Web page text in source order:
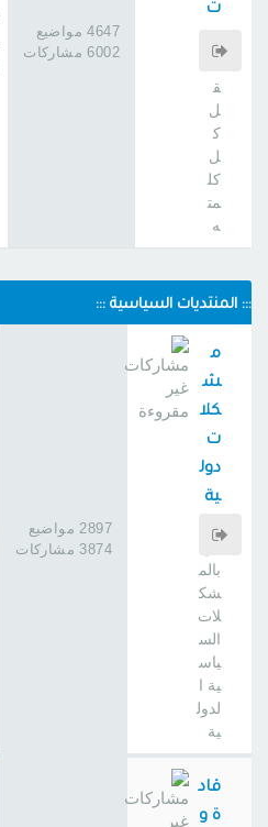
ت
ق
ل
ك
ل
كل
مت
ه
4647 مواضيع
6002 مشاركات
::: المنتديات السياسية :::
م
ش
كلا
ت
دول
ية
بالم
شك
لات
الس
ياس
ية ا
لدول
ية
2897 مواضيع
3874 مشاركات
قاد
ة و